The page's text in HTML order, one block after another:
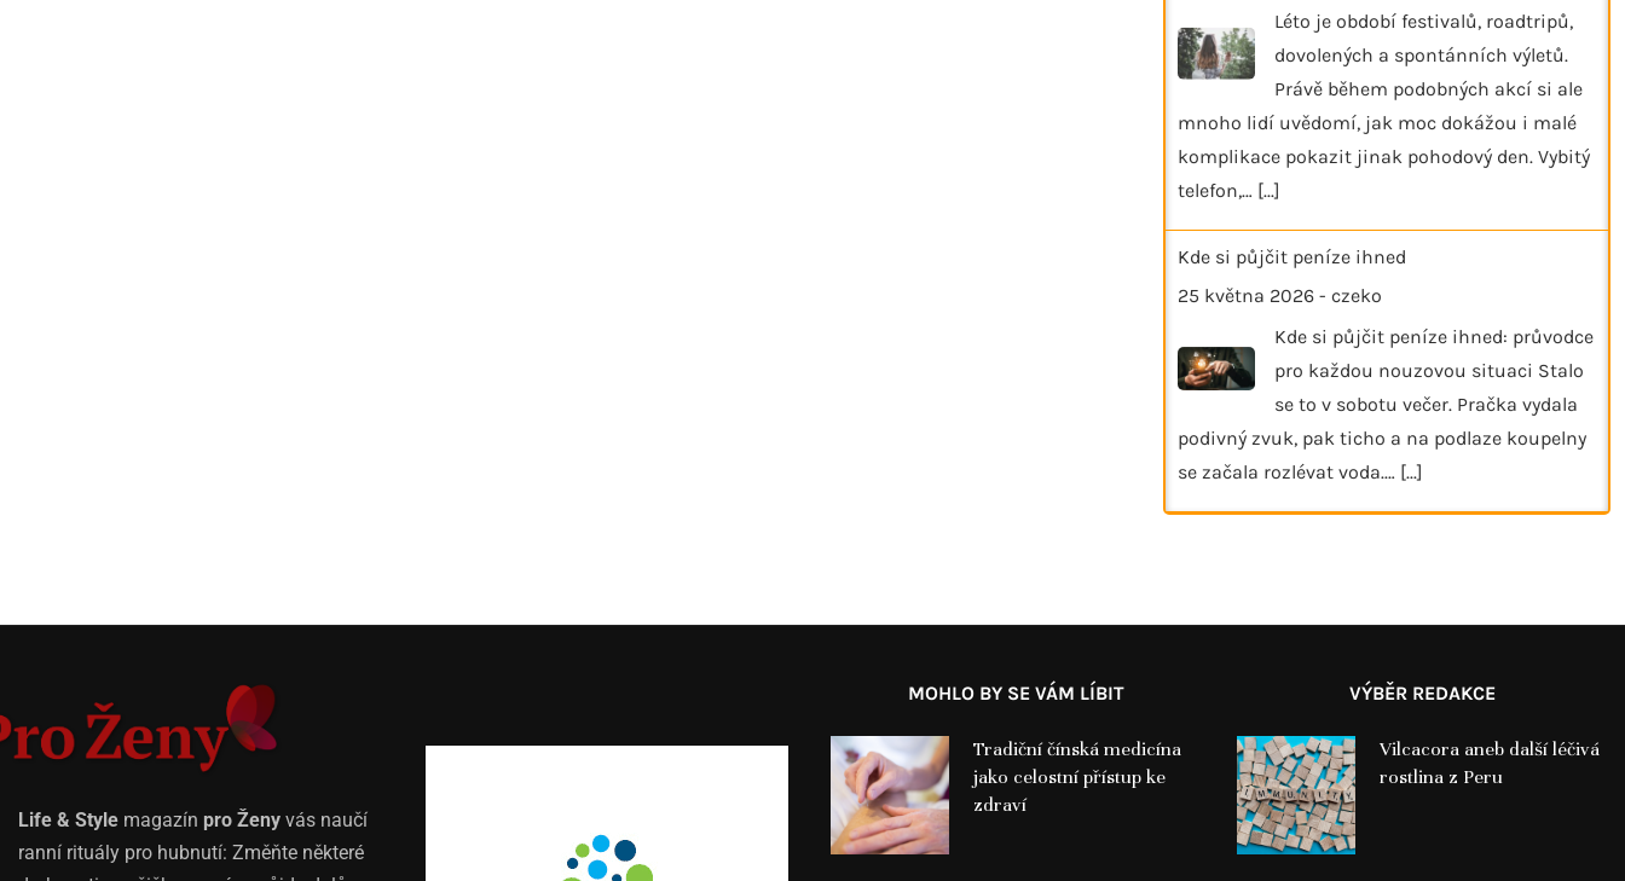
Léto je období festivalů, roadtripů,
dovolených a spontánních výletů.
Právě během podobných akcí si ale
mnoho lidí uvědomí, jak moc dokážou i malé
komplikace pokazit jinak pohodový den. Vybitý
telefon,… [...]
Kde si půjčit peníze ihned
25 května 2026 - czeko
Kde si půjčit peníze ihned: průvodce
pro každou nouzovou situaci Stalo
se to v sobotu večer. Pračka vydala
podivný zvuk, pak ticho a na podlaze koupelny
se začala rozlévat voda.… [...]
Life & Style magazín pro Ženy vás naučí
ranní rituály pro hubnutí: Změňte některé
MOHLO BY SE VÁM LÍBIT
Tradiční čínská medicína
jako celostní přístup ke
zdraví
VÝBĚR REDAKCE
Vilcacora aneb další léčivá
rostlina z Peru